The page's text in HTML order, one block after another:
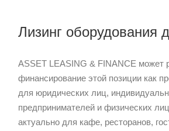
Лизинг оборудования
ASSET LEASING & FINANCE может
финансирование этой позиции как
для юридических лиц,
предпринимателей и физических
актуально для кафе, ресторанов,